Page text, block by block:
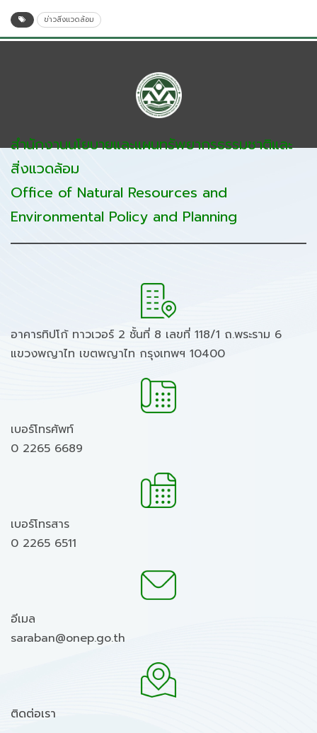
ข่าวสิ่งแวดล้อม
สำนักงานนโยบายและแผนทรัพยากรธรรมชาติและ
สิ่งแวดล้อม
Office of Natural Resources and
Environmental Policy and Planning
อาคารทิปโก้ ทาวเวอร์ 2 ชั้นที่ 8 เลขที่ 118/1 ถ.พระราม 6
แขวงพญาไท เขตพญาไท กรุงเทพฯ 10400
เบอร์โทรศัพท์
0 2265 6689
เบอร์โทรสาร
0 2265 6511
อีเมล
saraban@onep.go.th
ติดต่อเรา